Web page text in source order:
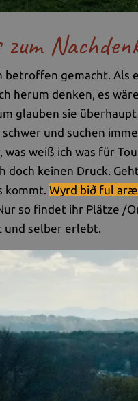
betroffen gemacht. Als
herum denken, es
glauben sie
schwer und suchen
weiß ich was für
doch keinen Druck.
kommt. Wyrd bið ful
so findet ihr Plätze /
und selber erlebt.